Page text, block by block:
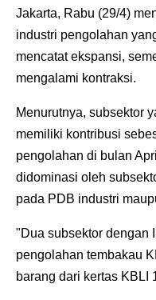
Jakarta, Rabu (29/4)
industri pengolahan
mencatat ekspansi,
mengalami kontraksi.
Menurutnya, subsektor
memiliki kontribusi
pengolahan di bulan
didominasi oleh
pada PDB industri
"Dua subsektor dengan
pengolahan tembakau
barang dari kertas KBLI